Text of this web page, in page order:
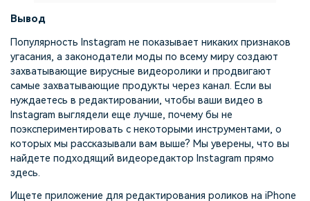
Вывод
Популярность Instagram не показывает никаких признаков
угасания, а законодатели моды по всему миру создают
захватывающие вирусные видеоролики и продвигают
самые захватывающие продукты через канал. Если вы
нуждаетесь в редактировании, чтобы ваши видео в
Instagram выглядели еще лучше, почему бы не
поэкспериментировать с некоторыми инструментами, о
которых мы рассказывали вам выше? Мы уверены, что вы
найдете подходящий видеоредактор Instagram прямо
здесь.
Ищете приложение для редактирования роликов на iPhone